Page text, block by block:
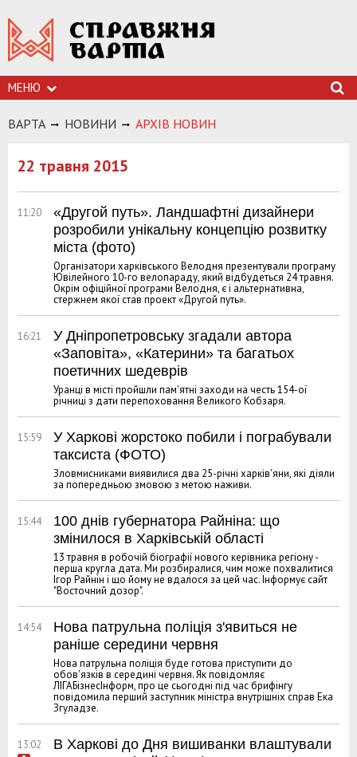
МЕНЮ
ВАРТА НОВИНИ АРХIВ НОВИН
22 травня 2015
11:20
«Другой путь». Ландшафтні дизайнери
розробили унікальну концепцію розвитку
міста (фото)
Організатори харківського Велодня презентували програму
Ювілейного 10-го велопараду, який відбудеться 24 травня.
Окрім офіційної програми Велодня, є і альтернативна,
стержнем якої став проект «Другой путь».
16:21
У Дніпропетровську згадали автора
«Заповіта», «Катерини» та багатьох
поетичних шедеврів
Уранці в місті пройшли пам'ятні заходи на честь 154-ої
річниці з дати перепоховання Великого Кобзаря.
15:59
У Харкові жорстоко побили і пограбували
таксиста (ФОТО)
Зловмисниками виявилися два 25-річні харків'яни, які діяли
за попередньою змовою з метою наживи.
15:44
100 днів губернатора Райніна: що
змінилося в Харківській області
13 травня в робочій біографії нового керівника регіону -
перша кругла дата. Ми розбиралися, чим може похвалитися
Ігор Райнін і що йому не вдалося за цей час. Інформує сайт
"Восточний дозор".
14:54
Нова патрульна поліція з'явиться не
раніше середини червня
Нова патрульна поліція буде готова приступити до
обов'язків в середині червня. Як повідомляє
ЛІГАБізнесІнформ, про це сьогодні під час брифінгу
повідомила перший заступник міністра внутрішніх справ Ека
Згуладзе.
13:02
В Харкові до Дня вишиванки влаштували